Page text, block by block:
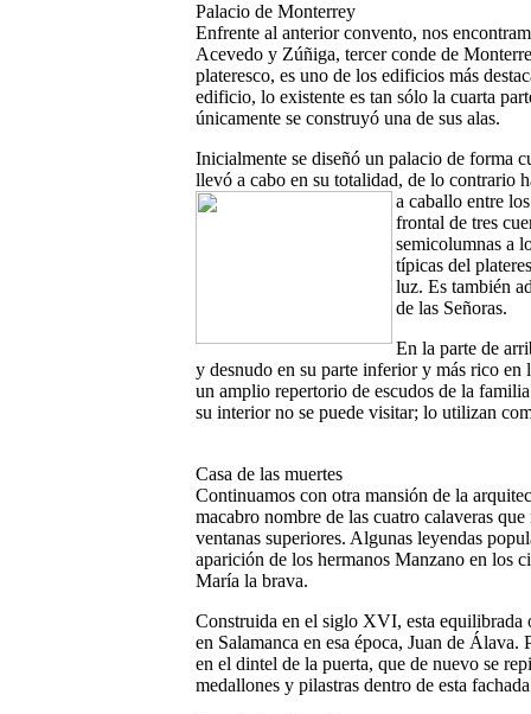
Palacio de Monterrey
Enfrente al anterior convento, nos
Acevedo y Zúñiga, tercer conde de
plateresco, es uno de los edificios más
edificio, lo existente es tan sólo la cuarta
únicamente se construyó una de sus alas.
Inicialmente se diseñó un palacio de forma
llevó a cabo en su totalidad, de lo contrario
a caballo entre
frontal de tres
semicolumnas a
típicas del
luz. Es también
de las Señoras.
En la parte de
y desnudo en su parte inferior y más rico en
un amplio repertorio de escudos de la
su interior no se puede visitar; lo utilizan
Casa de las muertes
Continuamos con otra mansión de la
macabro nombre de las cuatro calaveras
ventanas superiores. Algunas leyendas
aparición de los hermanos Manzano en los
María la brava.
Construida en el siglo XVI, esta equilibrada
en Salamanca en esa época, Juan de
en el dintel de la puerta, que de nuevo se
medallones y pilastras dentro de esta